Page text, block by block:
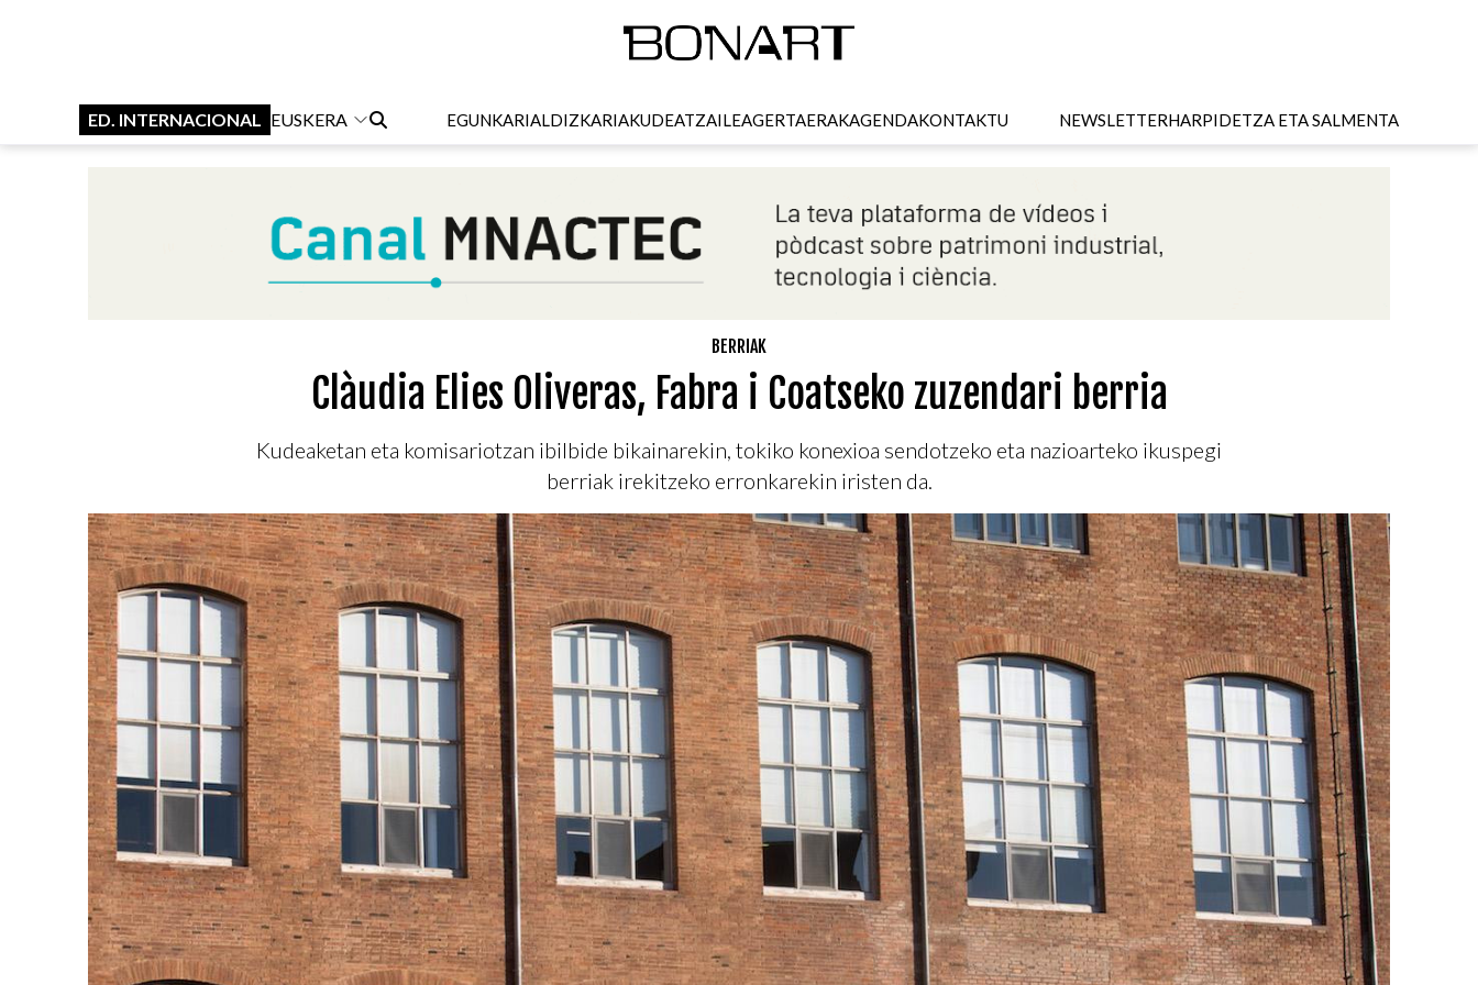
ED. INTERNACIONAL EUSKERA EGUNKARIALDIZKARIAKUDEATZAILEAGERTAERAKAGENDAKONTAKTU NEWSLETTERHARPIDETZA ETA SALMENTA
BERRIAK
Clàudia Elies Oliveras, Fabra i Coatseko zuzendari berria
Kudeaketan eta komisariotzan ibilbide bikainarekin, tokiko konexioa sendotzeko eta nazioarteko ikuspegi
berriak irekitzeko erronkarekin iristen da.